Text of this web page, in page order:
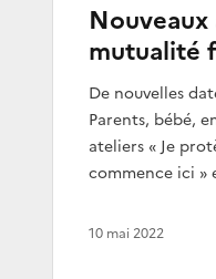
mutualité
De nouvelles
Parents, bébé,
ateliers « Je
commence ici »
10 mai 2022